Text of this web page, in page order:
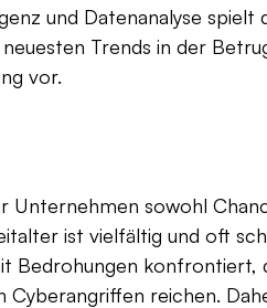
und Datenanalyse spielt
Trends in der
vor.
sowohl
ist vielfältig und oft
Bedrohungen konfrontiert,
Cyberangriffen reichen.